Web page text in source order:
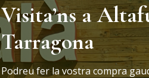
Visita’ns a
Tarragona
Podreu fer la vostra compra